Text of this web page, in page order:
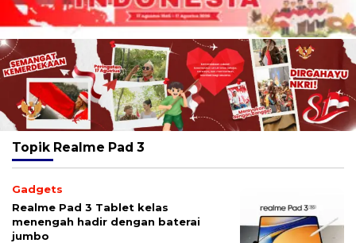
Topik Realme Pad 3
Gadgets
Realme Pad 3 Tablet kelas
menengah hadir dengan baterai
jumbo